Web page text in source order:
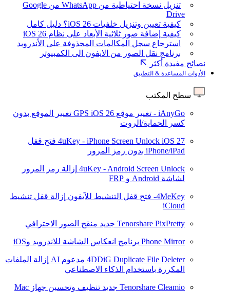
تنزيل نسخة احتياطية من WhatsApp من Google
Drive
كيفية تعيين وتنزيل خلفيات iOS 26؟ دليل كامل
كيفية إضافة صور ثلاثية الأبعاد على نظام iOS 26
استرجاع سجل المكالمات المحذوفة على الأندرويد
برنامج نقل الصور من الايفون الى الكمبيوتر
نصائح مفيدة أكثر
الأدوات المساعدة & التطبيق
سطح المكتب
iAnyGo - تغيير موقع GPS iOS 26
تغيير الموقع بدون
كسر الحماية/الروت
4uKey - iPhone Screen Unlock iOS 27
فتح قفل
iPhone/iPad بدون رمز المرور
4uKey - Android Screen Unlock إزالة رمز المرور
لشاشة Android و FRP
4MeKey- فتح قفل التنشيط للآيفون
إزالة قفل تنشيط
iCloud
Tenorshare PixPretty جديد منقح الصور الاحترافي
Phone Mirror برنامج انعكاس الشاشة للاندرويد وiOS
4DDiG Duplicate File Deleter مدعوم AI
إزالة الملفات
المكررة باستخدام الذكاء الاصطناعي
Tenorshare Cleamio جديد
تنظيف وتحسين جهاز Mac